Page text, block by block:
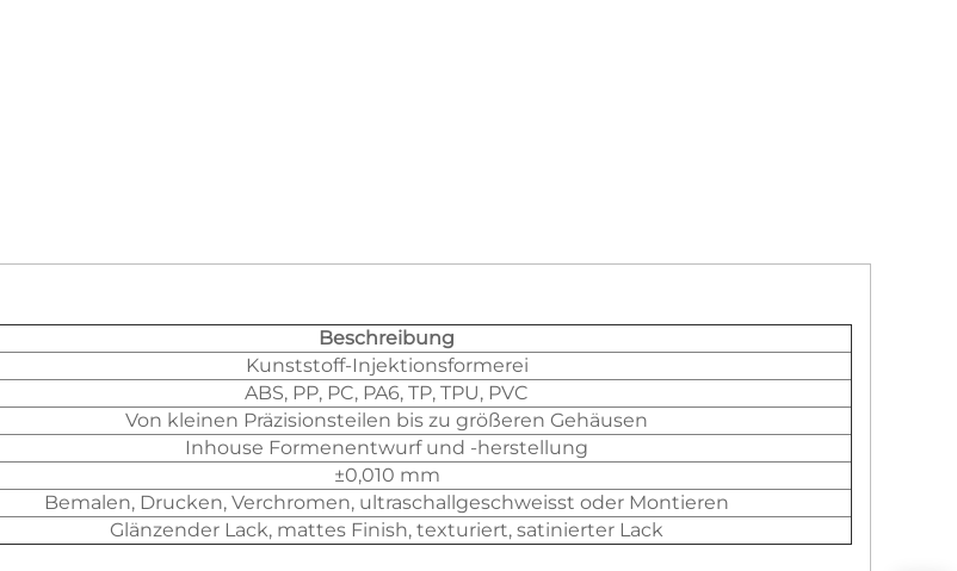
Beschreibung
Kunststoff-Injektionsformerei
ABS, PP, PC, PA6, TP, TPU, PVC
Von kleinen Präzisionsteilen bis zu größeren Gehäusen
Inhouse Formenentwurf und -herstellung
±0,010 mm
Bemalen, Drucken, Verchromen, ultraschallgeschweisst oder Montieren
Glänzender Lack, mattes Finish, texturiert, satinierter Lack